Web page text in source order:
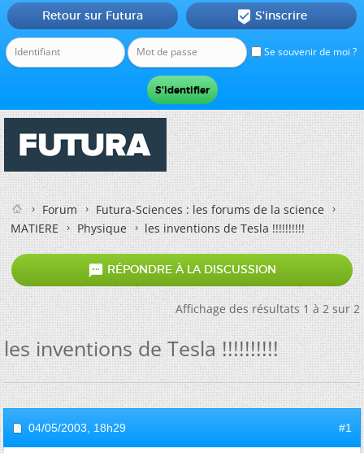
Se souvenir de moi ?
Retour sur Futura  S'inscrire
Forum
Futura-Sciences : les forums de la science
MATIERE
Physique les inventions de Tesla !!!!!!!!!!
 RÉPONDRE À LA DISCUSSION
Affichage des résultats 1 à 2 sur 2
les inventions de Tesla !!!!!!!!!!
04/05/2003, 18h29 #1